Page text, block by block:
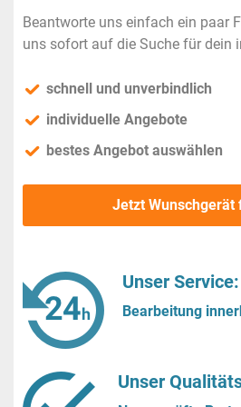
Beantworte uns einfach ein paar
uns sofort auf die Suche für dein
schnell und unverbindlich
individuelle Angebote
bestes Angebot auswählen
Jetzt Wunschgerät
Unser Service:
Bearbeitung
Unser